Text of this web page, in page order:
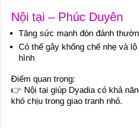
Nội tại – Phúc Duyên
Tăng sức mạnh đòn đánh
Có thể gây khống chế nhẹ và
hình
Điểm quan trọng:
👉 Nội tại giúp Dyadia có khả
khó chịu trong giao tranh nhỏ.